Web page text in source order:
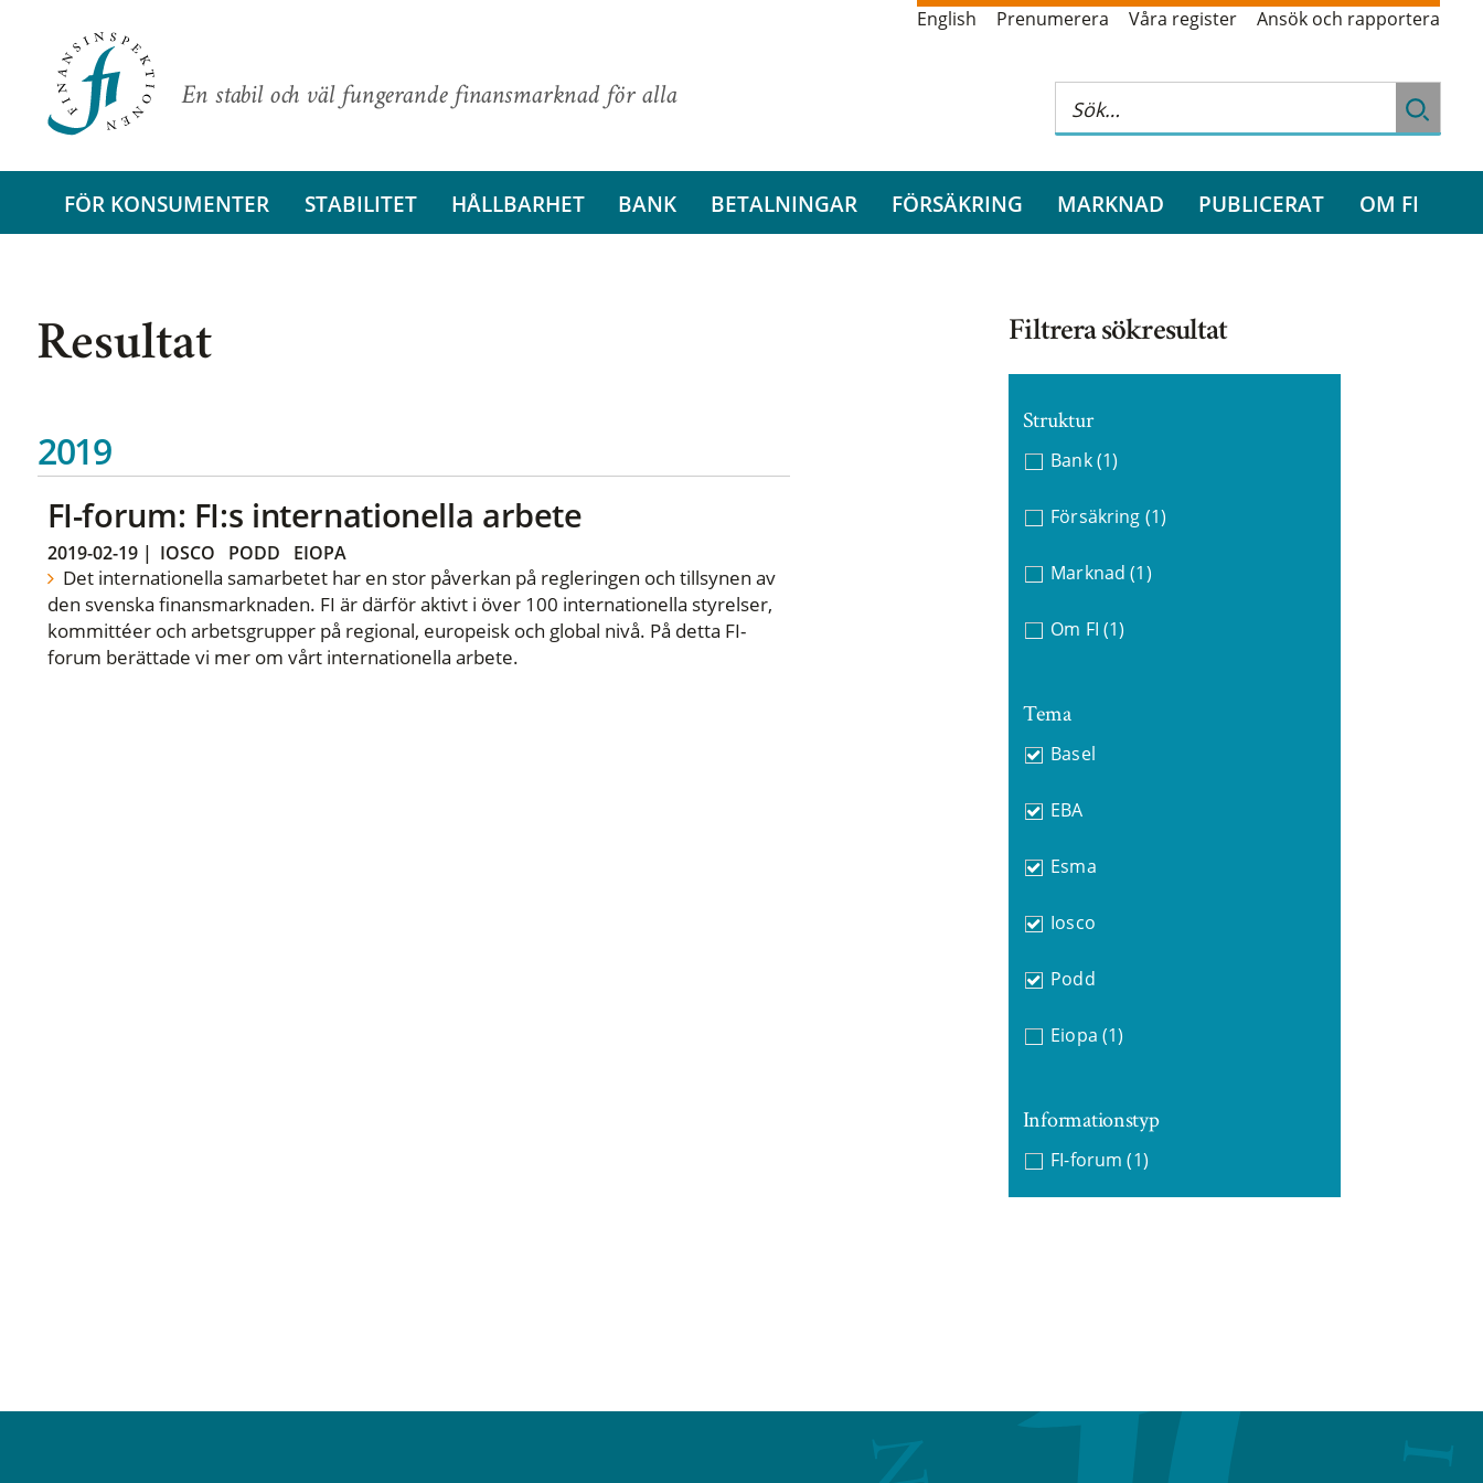
En stabil och väl fungerande finansmarknad för alla
English Prenumerera Våra register Ansök och rapportera
FÖR KONSUMENTER STABILITET HÅLLBARHET BANK BETALNINGAR FÖRSÄKRING MARKNAD PUBLICERAT OM FI
Resultat
2019
FI-forum: FI:s internationella arbete
2019-02-19| IOSCO PODD EIOPA
Det internationella samarbetet har en stor påverkan på regleringen och tillsynen av
den svenska finansmarknaden. FI är därför aktivt i över 100 internationella styrelser,
kommittéer och arbetsgrupper på regional, europeisk och global nivå. På detta FI-
forum berättade vi mer om vårt internationella arbete.
Filtrera sökresultat
Struktur
Bank (1)
Försäkring (1)
Marknad (1)
Om FI (1)
Tema
Basel
EBA
Esma
Iosco
Podd
Eiopa (1)
Informationstyp
FI-forum (1)